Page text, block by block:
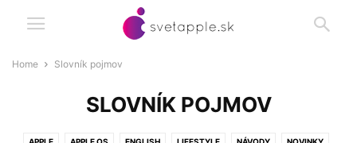
Home Slovník pojmov
SLOVNÍK POJMOV